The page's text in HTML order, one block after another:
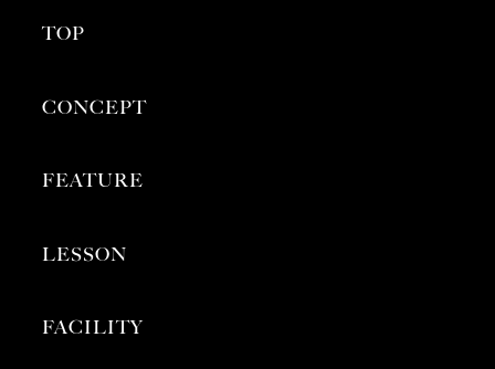
TOP
CONCEPT
FEATURE
LESSON
FACILITY